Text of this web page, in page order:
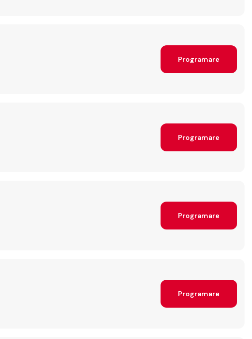
Programare
Programare
Programare
Programare